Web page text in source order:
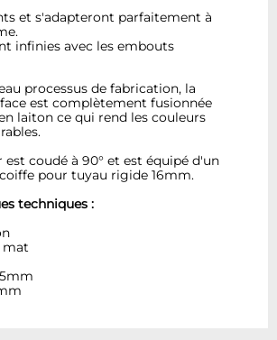
et s'adapteront parfaitement à
infinies avec les embouts
processus de fabrication, la
est complètement fusionnée
laiton ce qui rend les couleurs
est coudé à 90° et est équipé d'un
pour tuyau rigide 16mm.
techniques :
mat